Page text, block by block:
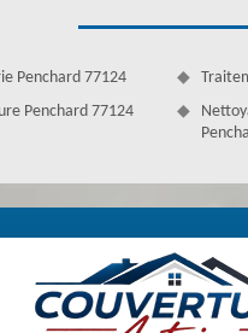
de toit. Fier de notre
Penchard 77124
Penchard 77124